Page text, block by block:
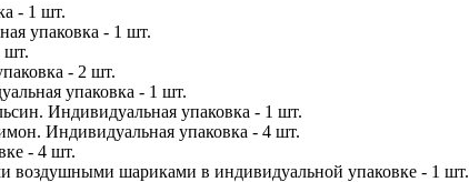
- 1 шт.
упаковка - 1 шт.
шт.
- 2 шт.
упаковка - 1 шт.
Индивидуальная упаковка - 1 шт.
Индивидуальная упаковка - 4 шт.
- 4 шт.
воздушными шариками в индивидуальной упаковке - 1 шт.